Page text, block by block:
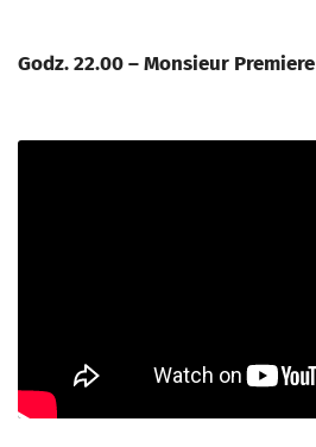
Godz. 22.00 – Monsieur Premiere